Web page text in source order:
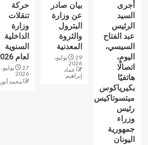
أجرى
السيد
الرئيس
عبد الفتاح
السيسي،
اليوم،
اتصالًا
هاتفيًا
بكيرياكوس
ميتسوتاكيس
رئيس
وزراء
جمهورية
اليونان
بيان صادر
عن وزارة
البترول
والثروة
المعدنية
29 يوليو،
2026
عماد
إبراهيم
حركة
تنقلات
وزارة
الداخلية
السنوية
لعام 2026
27 يوليو،
2026
محمد أنور